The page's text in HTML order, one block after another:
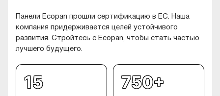
Панели Ecopan прошли сертификацию в ЕС. Наша
компания придерживается целей устойчивого
развития. Стройтесь с Ecopan, чтобы стать частью
лучшего будущего.
15 750+